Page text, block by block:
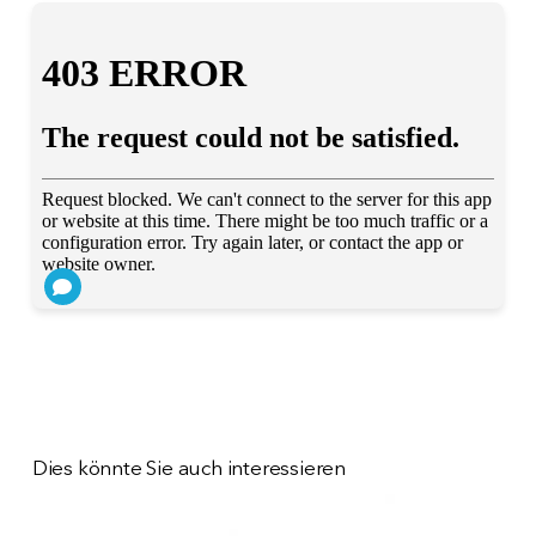
Dies könnte Sie auch interessieren